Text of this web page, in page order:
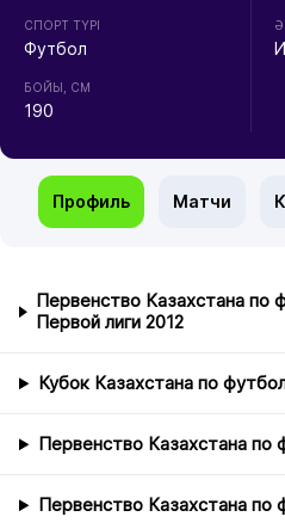
СПОРТ ТҮРІ
Футбол
БОЙЫ, СМ
190
Профиль Матчи
Первенство Казахстана по
Первой лиги 2012
Кубок Казахстана по
Первенство Казахстана по
Первенство Казахстана по